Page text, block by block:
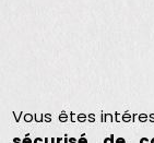
Vous êtes